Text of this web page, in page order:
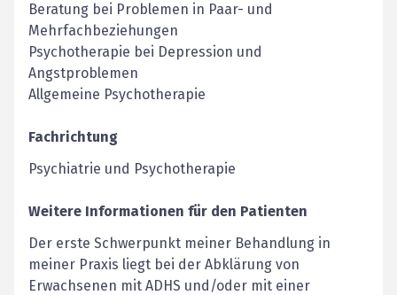
Beratung bei Problemen in Paar- und
Mehrfachbeziehungen
Psychotherapie bei Depression und
Angstproblemen
Allgemeine Psychotherapie
Fachrichtung
Psychiatrie und Psychotherapie
Weitere Informationen für den Patienten
Der erste Schwerpunkt meiner Behandlung in
meiner Praxis liegt bei der Abklärung von
Erwachsenen mit ADHS und/oder mit einer